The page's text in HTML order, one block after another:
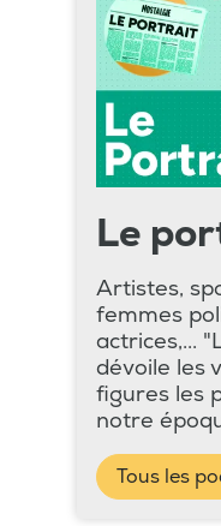
Le
Artistes,
femmes
actrices,...
dévoile les
figures les
notre
Tous les